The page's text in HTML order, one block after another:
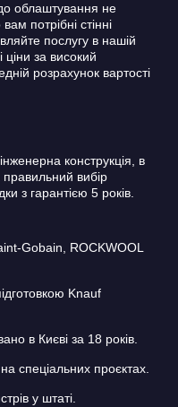
облаштування не
потрібні стінні
послугу в нашій
за високий
розрахунок вартості
конструкція, в
правильний вибір
з гарантією 5 років.
Gobain, ROCKWOOL
Knauf
в Києві за 18 років.
спеціальних проєктах.
у штаті.